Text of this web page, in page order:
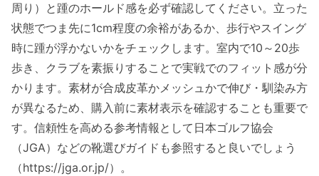
周り）と踵のホールド感を必ず確認してください。立った
状態でつま先に1cm程度の余裕があるか、歩行やスイング
時に踵が浮かないかをチェックします。室内で10～20歩
歩き、クラブを素振りすることで実戦でのフィット感が分
かります。素材が合成皮革かメッシュかで伸び・馴染み方
が異なるため、購入前に素材表示を確認することも重要で
す。信頼性を高める参考情報として日本ゴルフ協会
（JGA）などの靴選びガイドも参照すると良いでしょう
（https://jga.or.jp/）。